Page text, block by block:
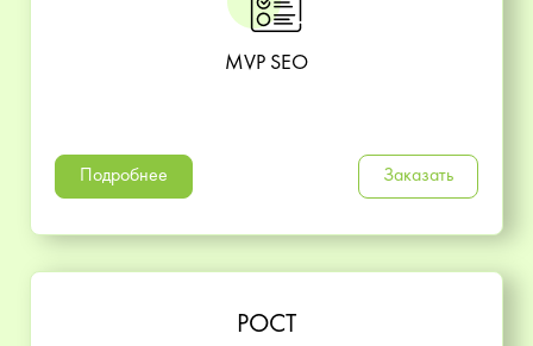
MVP SEO
Подробнее Заказать
РОСТ